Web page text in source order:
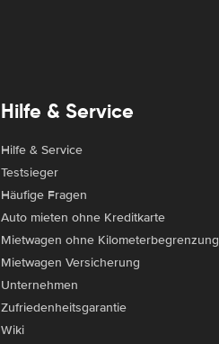
Hilfe & Service
Hilfe & Service
Testsieger
Häufige Fragen
Auto mieten ohne Kreditkarte
Mietwagen ohne Kilometerbegrenzung
Mietwagen Versicherung
Unternehmen
Zufriedenheitsgarantie
Wiki